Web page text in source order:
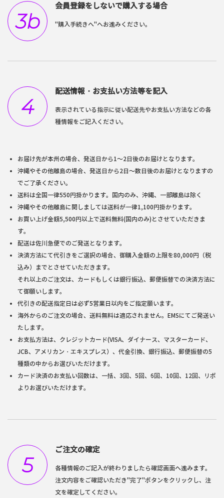
3b
会員登録をしないで購入する場合
"購入手続きへ"へお進みください。
4
配送情報・お支払い方法等を記入
表示されている指示に従い配送先やお支払い方法などの各
種情報をご記入ください。
お届け先が本州の場合、発送日から1～2日後のお届けとなります。
沖縄やその他離島の場合、発送日から2日～数日後のお届けとなりますの
でご了承ください。
送料は全国一律550円掛かります。国内のみ、沖縄、一部離島は除く
沖縄やその他離島に関しましては送料が一律1,100円掛かります。
お買い上げ金額5,500円以上で送料無料(国内のみ)とさせていただきま
す。
配送は佐川急便でのご発送となります。
決済方法にて代引きをご選択の場合、御購入金額の上限を80,000円（税
込み）までとさせていただきます。
それ以上のご注文は、カードもしくは銀行振込、郵便振替での決済方法に
て御願いします。
代引きの配送指定日は必ず5営業日以内をご指定願います。
海外からのご注文の場合、送料無料は適応されません。EMSにてご発送い
たします。
お支払方法は、クレジットカード(VISA、ダイナース、マスターカード、
JCB、アメリカン・エキスプレス）、代金引換、銀行振込、郵便振替の5
種類の中からお選びいただけます。
カード決済のお支払い回数は、一括、3回、5回、6回、10回、12回、リボ
よりお選びいただけます。
5
ご注文の確定
各種情報のご記入が終わりましたら確認画面へ進みます。
注文内容をご確認いただき"完了"ボタンをクリックし、注
文を確定してください。